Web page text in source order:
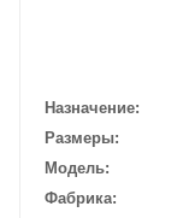
Назначение
Размеры
Модель
Фабрика